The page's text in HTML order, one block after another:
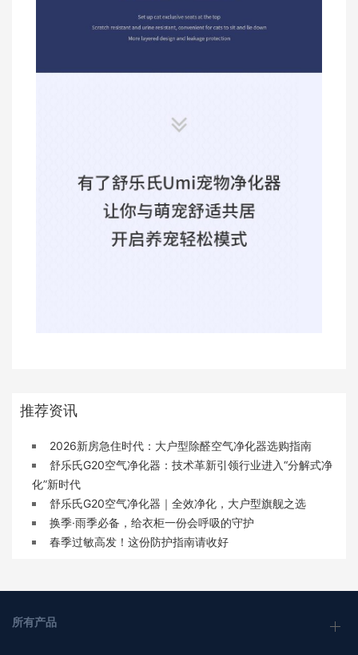
推荐资讯
2026新房急住时代：大户型除醛空气净化器选购指南
舒乐氏G20空气净化器：技术革新引领行业进入“分解式净
化”新时代
舒乐氏G20空气净化器｜全效净化，大户型旗舰之选
换季·雨季必备，给衣柜一份会呼吸的守护
春季过敏高发！这份防护指南请收好
所有产品